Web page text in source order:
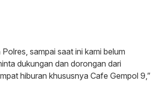
sampai saat ini kami belum
dukungan dan dorongan dari
hiburan khususnya Cafe Gempol 9,”